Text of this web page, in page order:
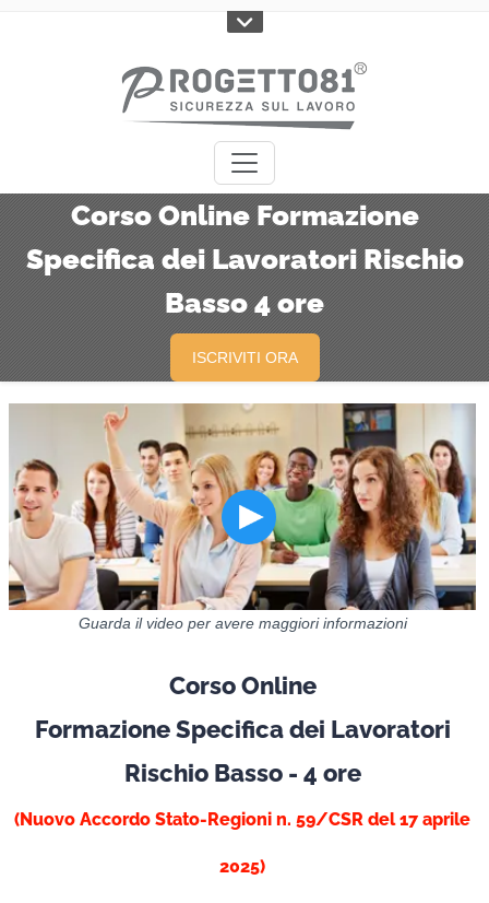
Corso Online Formazione
Specifica dei Lavoratori Rischio
Basso 4 ore
Guarda il video per avere maggiori informazioni
Corso Online
Formazione Specifica dei Lavoratori
Rischio Basso - 4 ore
(Nuovo Accordo Stato-Regioni n. 59/CSR del 17 aprile
2025)